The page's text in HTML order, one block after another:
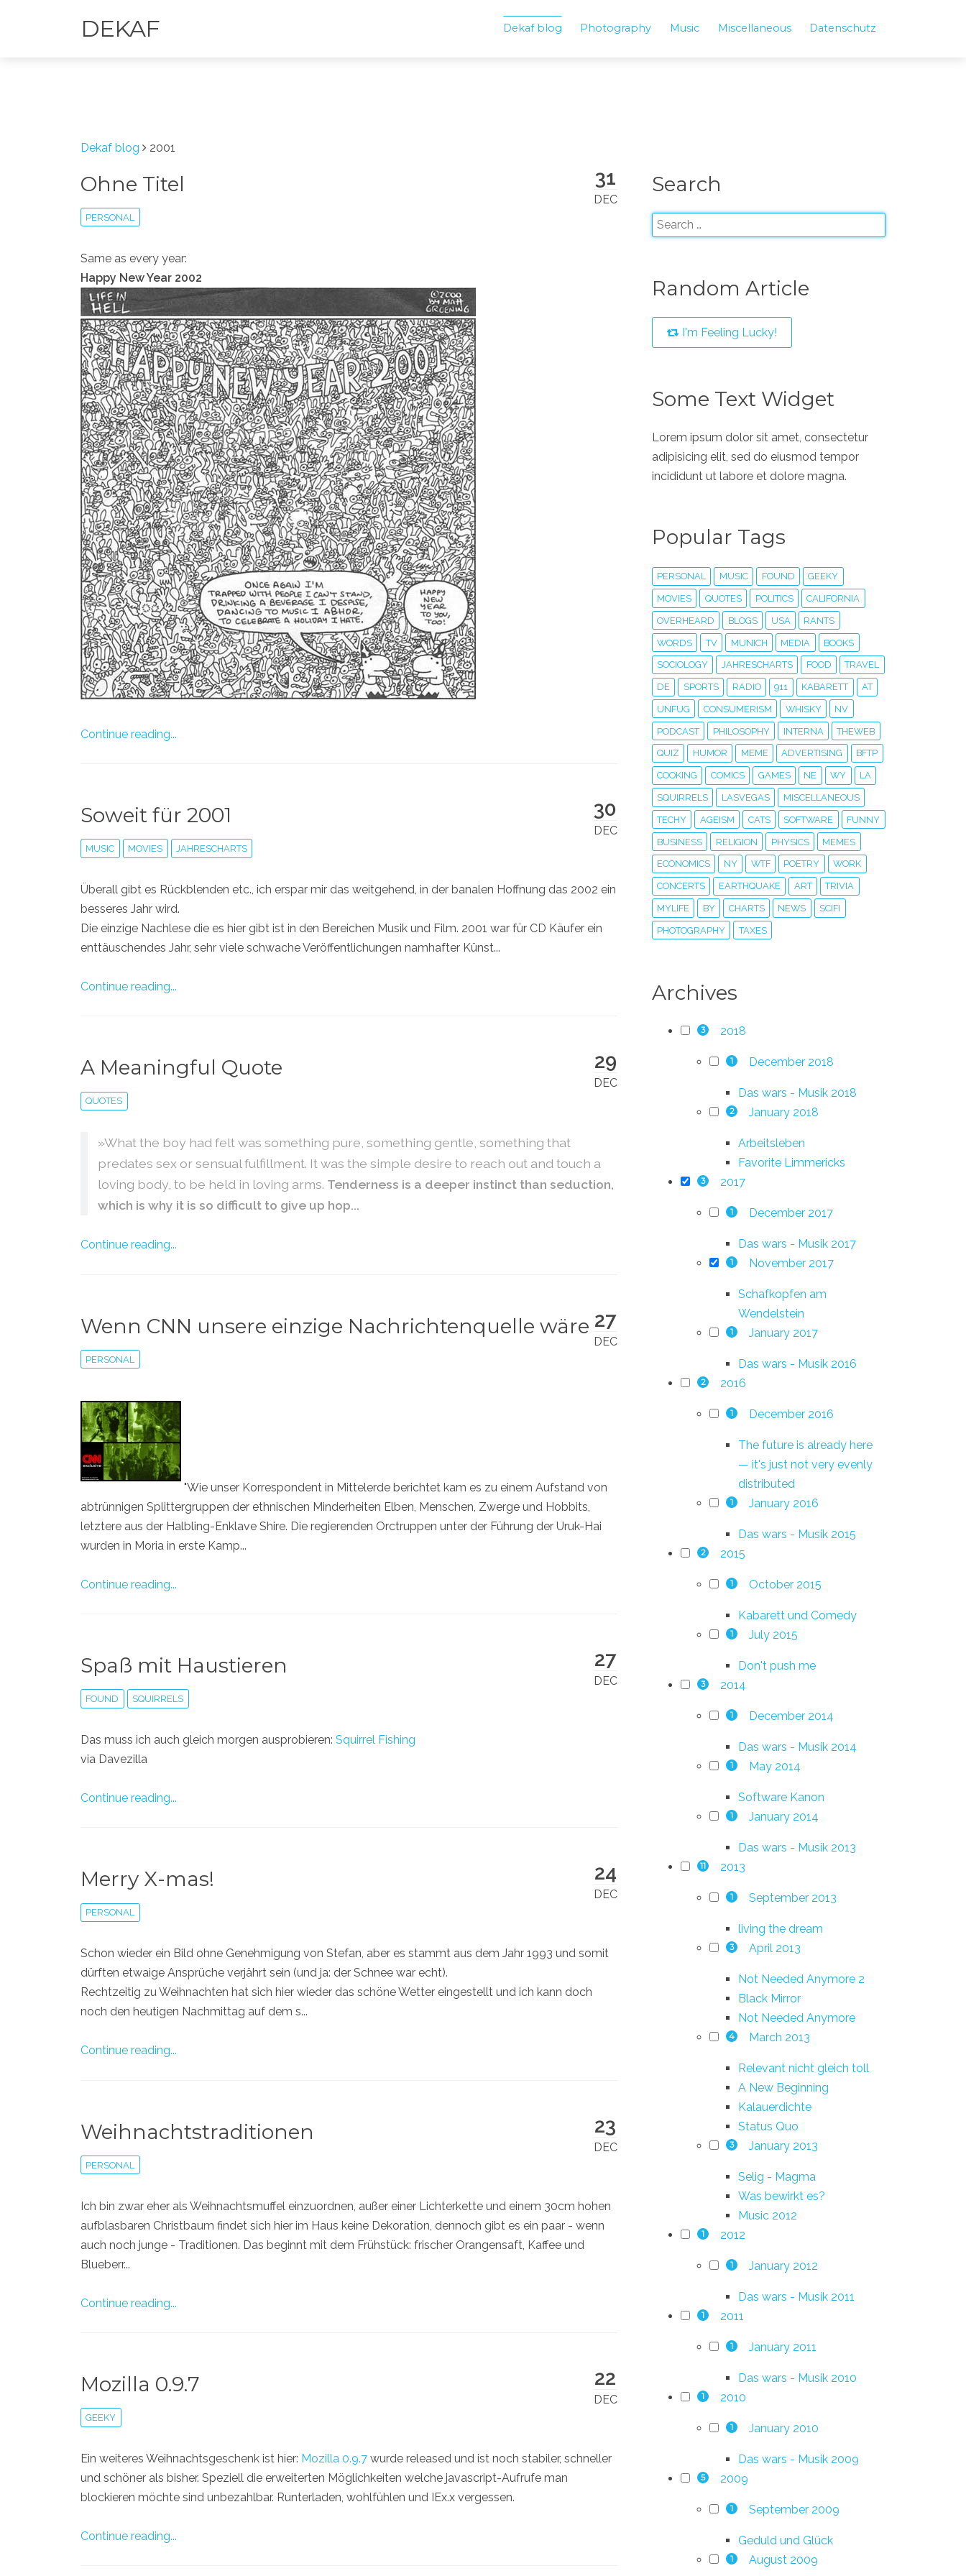
DEKAF Dekaf blog Photography Music Miscellaneous Datenschutz
Dekaf blog 2001
31
DEC
Ohne Titel
PERSONAL
Same as every year:
Happy New Year 2002
Continue reading...
30
DEC
Soweit für 2001
MUSIC MOVIES JAHRESCHARTS
Überall gibt es Rückblenden etc., ich erspar mir das weitgehend, in der banalen Hoffnung das 2002 ein
besseres Jahr wird.
Die einzige Nachlese die es hier gibt ist in den Bereichen Musik und Film. 2001 war für CD Käufer ein
enttäuschendes Jahr, sehr viele schwache Veröffentlichungen namhafter Künst...
Continue reading...
29
DEC
A Meaningful Quote
QUOTES
»What the boy had felt was something pure, something gentle, something that
predates sex or sensual fulfillment. It was the simple desire to reach out and touch a
loving body, to be held in loving arms. Tenderness is a deeper instinct than seduction,
which is why it is so difficult to give up hop...
Continue reading...
27
DEC
Wenn CNN unsere einzige Nachrichtenquelle wäre
PERSONAL
"Wie unser Korrespondent in Mittelerde berichtet kam es zu einem Aufstand von
abtrünnigen Splittergruppen der ethnischen Minderheiten Elben, Menschen, Zwerge und Hobbits,
letztere aus der Halbling-Enklave Shire. Die regierenden Orctruppen unter der Führung der Uruk-Hai
wurden in Moria in erste Kamp...
Continue reading...
27
DEC
Spaß mit Haustieren
FOUND SQUIRRELS
Das muss ich auch gleich morgen ausprobieren: Squirrel Fishing
via Davezilla
Continue reading...
24
DEC
Merry X-mas!
PERSONAL
Schon wieder ein Bild ohne Genehmigung von Stefan, aber es stammt aus dem Jahr 1993 und somit
dürften etwaige Ansprüche verjährt sein (und ja: der Schnee war echt).
Rechtzeitig zu Weihnachten hat sich hier wieder das schöne Wetter eingestellt und ich kann doch
noch den heutigen Nachmittag auf dem s...
Continue reading...
23
DEC
Weihnachtstraditionen
PERSONAL
Ich bin zwar eher als Weihnachtsmuffel einzuordnen, außer einer Lichterkette und einem 30cm hohen
aufblasbaren Christbaum findet sich hier im Haus keine Dekoration, dennoch gibt es ein paar - wenn
auch noch junge - Traditionen. Das beginnt mit dem Frühstück: frischer Orangensaft, Kaffee und
Blueberr...
Continue reading...
22
DEC
Mozilla 0.9.7
GEEKY
Ein weiteres Weihnachtsgeschenk ist hier: Mozilla 0.9.7 wurde released und ist noch stabiler, schneller
und schöner als bisher. Speziell die erweiterten Möglichkeiten welche javascript-Aufrufe man
blockieren möchte sind unbezahlbar. Runterladen, wohlfühlen und IEx.x vergessen.
Continue reading...
Search
Random Article
I'm Feeling Lucky!
Some Text Widget
Lorem ipsum dolor sit amet, consectetur
adipisicing elit, sed do eiusmod tempor
incididunt ut labore et dolore magna.
Popular Tags
PERSONAL MUSIC FOUND GEEKY
MOVIES QUOTES POLITICS CALIFORNIA
OVERHEARD BLOGS USA RANTS
WORDS TV MUNICH MEDIA BOOKS
SOCIOLOGY JAHRESCHARTS FOOD TRAVEL
DE SPORTS RADIO 911 KABARETT AT
UNFUG CONSUMERISM WHISKY NV
PODCAST PHILOSOPHY INTERNA THEWEB
QUIZ HUMOR MEME ADVERTISING BFTP
COOKING COMICS GAMES NE WY LA
SQUIRRELS LASVEGAS MISCELLANEOUS
TECHY AGEISM CATS SOFTWARE FUNNY
BUSINESS RELIGION PHYSICS MEMES
ECONOMICS NY WTF POETRY WORK
CONCERTS EARTHQUAKE ART TRIVIA
MYLIFE BY CHARTS NEWS SCIFI
PHOTOGRAPHY TAXES
Archives
3 2018
1 December 2018
Das wars - Musik 2018
2 January 2018
Arbeitsleben
Favorite Limmericks
3 2017
1 December 2017
Das wars - Musik 2017
1 November 2017
Schafkopfen am
Wendelstein
1 January 2017
Das wars - Musik 2016
2 2016
1 December 2016
The future is already here
— it's just not very evenly
distributed
1 January 2016
Das wars - Musik 2015
2 2015
1 October 2015
Kabarett und Comedy
1 July 2015
Don't push me
3 2014
1 December 2014
Das wars - Musik 2014
1 May 2014
Software Kanon
1 January 2014
Das wars - Musik 2013
11 2013
1 September 2013
living the dream
3 April 2013
Not Needed Anymore 2
Black Mirror
Not Needed Anymore
4 March 2013
Relevant nicht gleich toll
A New Beginning
Kalauerdichte
Status Quo
3 January 2013
Selig - Magma
Was bewirkt es?
Music 2012
1 2012
1 January 2012
Das wars - Musik 2011
1 2011
1 January 2011
Das wars - Musik 2010
1 2010
1 January 2010
Das wars - Musik 2009
5 2009
1 September 2009
Geduld und Glück
1 August 2009